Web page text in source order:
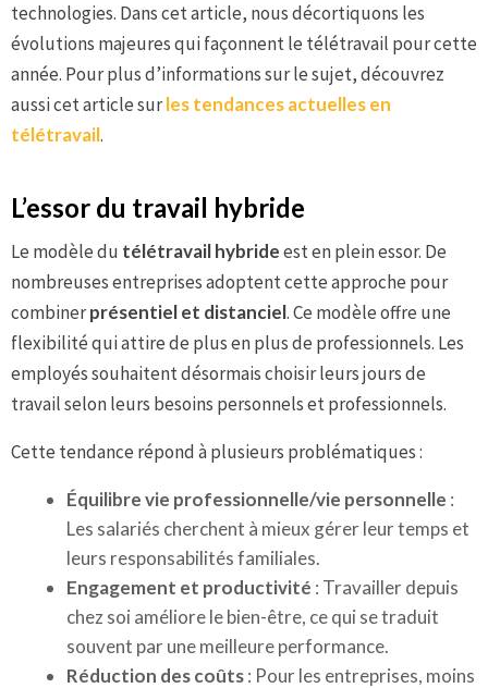
technologies. Dans cet article, nous décortiquons les
évolutions majeures qui façonnent le télétravail pour cette
année. Pour plus d’informations sur le sujet, découvrez
aussi cet article surles tendances actuelles en
télétravail.
L’essor du travail hybride
Le modèle du télétravail hybrideest en plein essor. De
nombreuses entreprises adoptent cette approche pour
combinerprésentiel et distanciel. Ce modèle offre une
flexibilité qui attire de plus en plus de professionnels. Les
employés souhaitent désormais choisir leurs jours de
travail selon leurs besoins personnels et professionnels.
Cette tendance répond à plusieurs problématiques :
Équilibre vie professionnelle/vie personnelle :
Les salariés cherchent à mieux gérer leur temps et
leurs responsabilités familiales.
Engagement et productivité : Travailler depuis
chez soi améliore le bien-être, ce qui se traduit
souvent par une meilleure performance.
Réduction des coûts: Pour les entreprises, moins